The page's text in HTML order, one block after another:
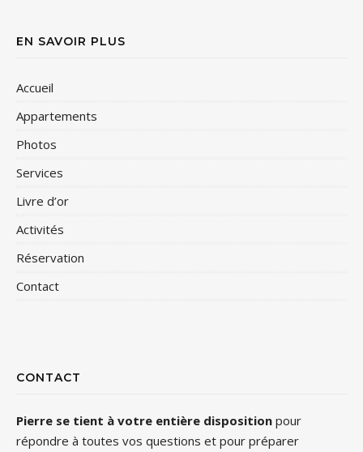
EN SAVOIR PLUS
Accueil
Appartements
Photos
Services
Livre d’or
Activités
Réservation
Contact
CONTACT
Pierre se tient à votre entière disposition pour
répondre à toutes vos questions et pour préparer